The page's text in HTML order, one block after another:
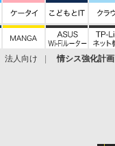
法人向け 情シス強化計画